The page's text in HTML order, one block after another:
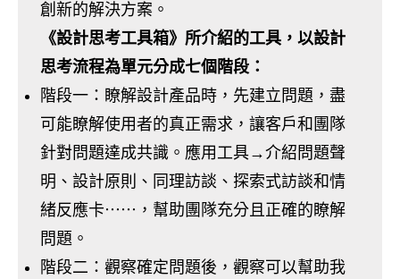
創新的解決方案。
《設計思考工具箱》所介紹的工具，以設計
思考流程為單元分成七個階段：
階段一：瞭解設計產品時，先建立問題，盡
可能瞭解使用者的真正需求，讓客戶和團隊
針對問題達成共識。應用工具→介紹問題聲
明、設計原則、同理訪談、探索式訪談和情
緒反應卡⋯⋯，幫助團隊充分且正確的瞭解
問題。
階段二：觀察確定問題後，觀察可以幫助我